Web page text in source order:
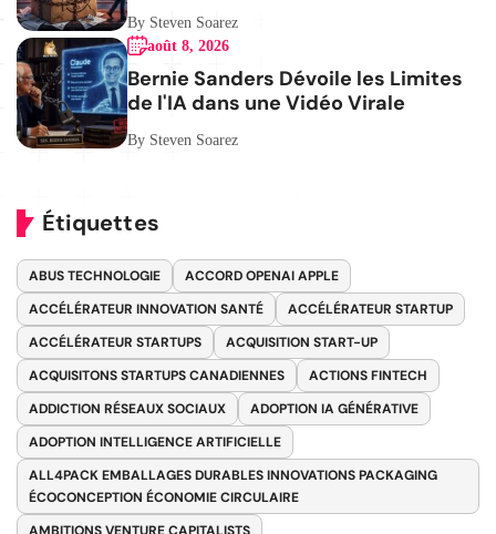
By Steven Soarez
août 8, 2026
Bernie Sanders Dévoile les Limites
de l'IA dans une Vidéo Virale
By Steven Soarez
Étiquettes
ABUS TECHNOLOGIE
ACCORD OPENAI APPLE
ACCÉLÉRATEUR INNOVATION SANTÉ
ACCÉLÉRATEUR STARTUP
ACCÉLÉRATEUR STARTUPS
ACQUISITION START-UP
ACQUISITONS STARTUPS CANADIENNES
ACTIONS FINTECH
ADDICTION RÉSEAUX SOCIAUX
ADOPTION IA GÉNÉRATIVE
ADOPTION INTELLIGENCE ARTIFICIELLE
ALL4PACK EMBALLAGES DURABLES INNOVATIONS PACKAGING
ÉCOCONCEPTION ÉCONOMIE CIRCULAIRE